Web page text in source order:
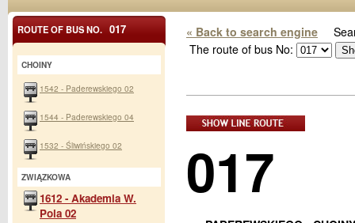
« Back to search engine
The route of bus No:
017
ROUTE OF BUS NO. 017
CHOINY
1542 - Paderewskiego 02
1544 - Paderewskiego 04
1532 - Śliwińskiego 02
ZWIĄZKOWA
1612 - Akademia W.
Pola 02